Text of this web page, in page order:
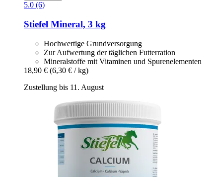
5.0 (6)
Stiefel Mineral, 3 kg
Hochwertige Grundversorgung
Zur Aufwertung der täglichen Futterration
Mineralstoffe mit Vitaminen und Spurenelementen
18,90 € (6,30 € / kg)
Zustellung bis 11. August